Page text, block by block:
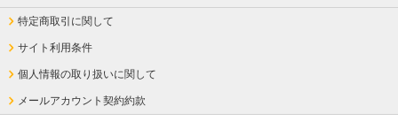
特定商取引に関して
サイト利用条件
個人情報の取り扱いに関して
メールアカウント契約約款